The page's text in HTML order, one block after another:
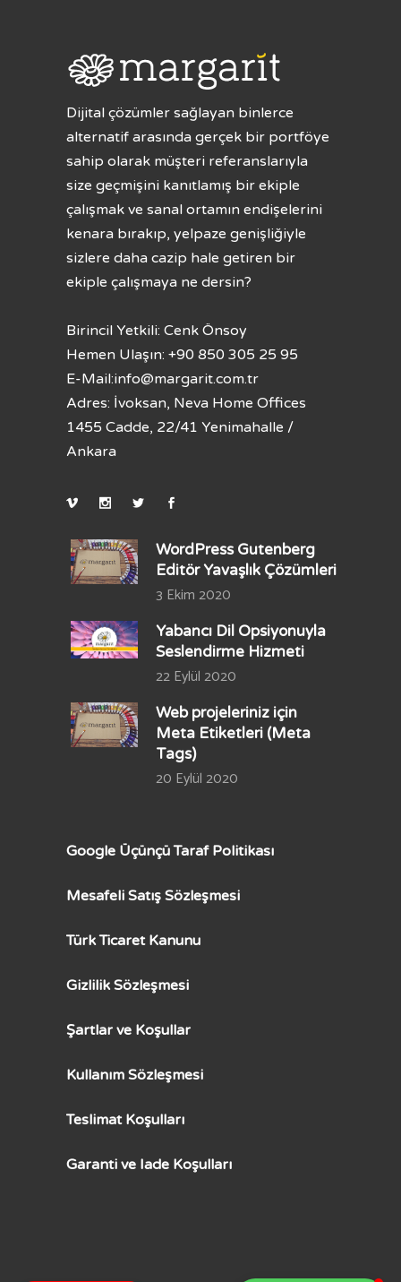
Dijital çözümler sağlayan binlerce
alternatif arasında gerçek bir portföye
sahip olarak müşteri referanslarıyla
size geçmişini kanıtlamış bir ekiple
çalışmak ve sanal ortamın endişelerini
kenara bırakıp, yelpaze genişliğiyle
sizlere daha cazip hale getiren bir
ekiple çalışmaya ne dersin?
Birincil Yetkili: Cenk Önsoy
Hemen Ulaşın: +90 850 305 25 95
E-Mail:info@margarit.com.tr
Adres: İvoksan, Neva Home Offices
1455 Cadde, 22/41 Yenimahalle /
Ankara
WordPress Gutenberg
Editör Yavaşlık Çözümleri
3 Ekim 2020
Yabancı Dil Opsiyonuyla
Seslendirme Hizmeti
22 Eylül 2020
Web projeleriniz için
Meta Etiketleri (Meta
Tags)
20 Eylül 2020
Google Üçünçü Taraf Politikası
Mesafeli Satış Sözleşmesi
Türk Ticaret Kanunu
Gizlilik Sözleşmesi
Şartlar ve Koşullar
Kullanım Sözleşmesi
Teslimat Koşulları
Garanti ve Iade Koşulları